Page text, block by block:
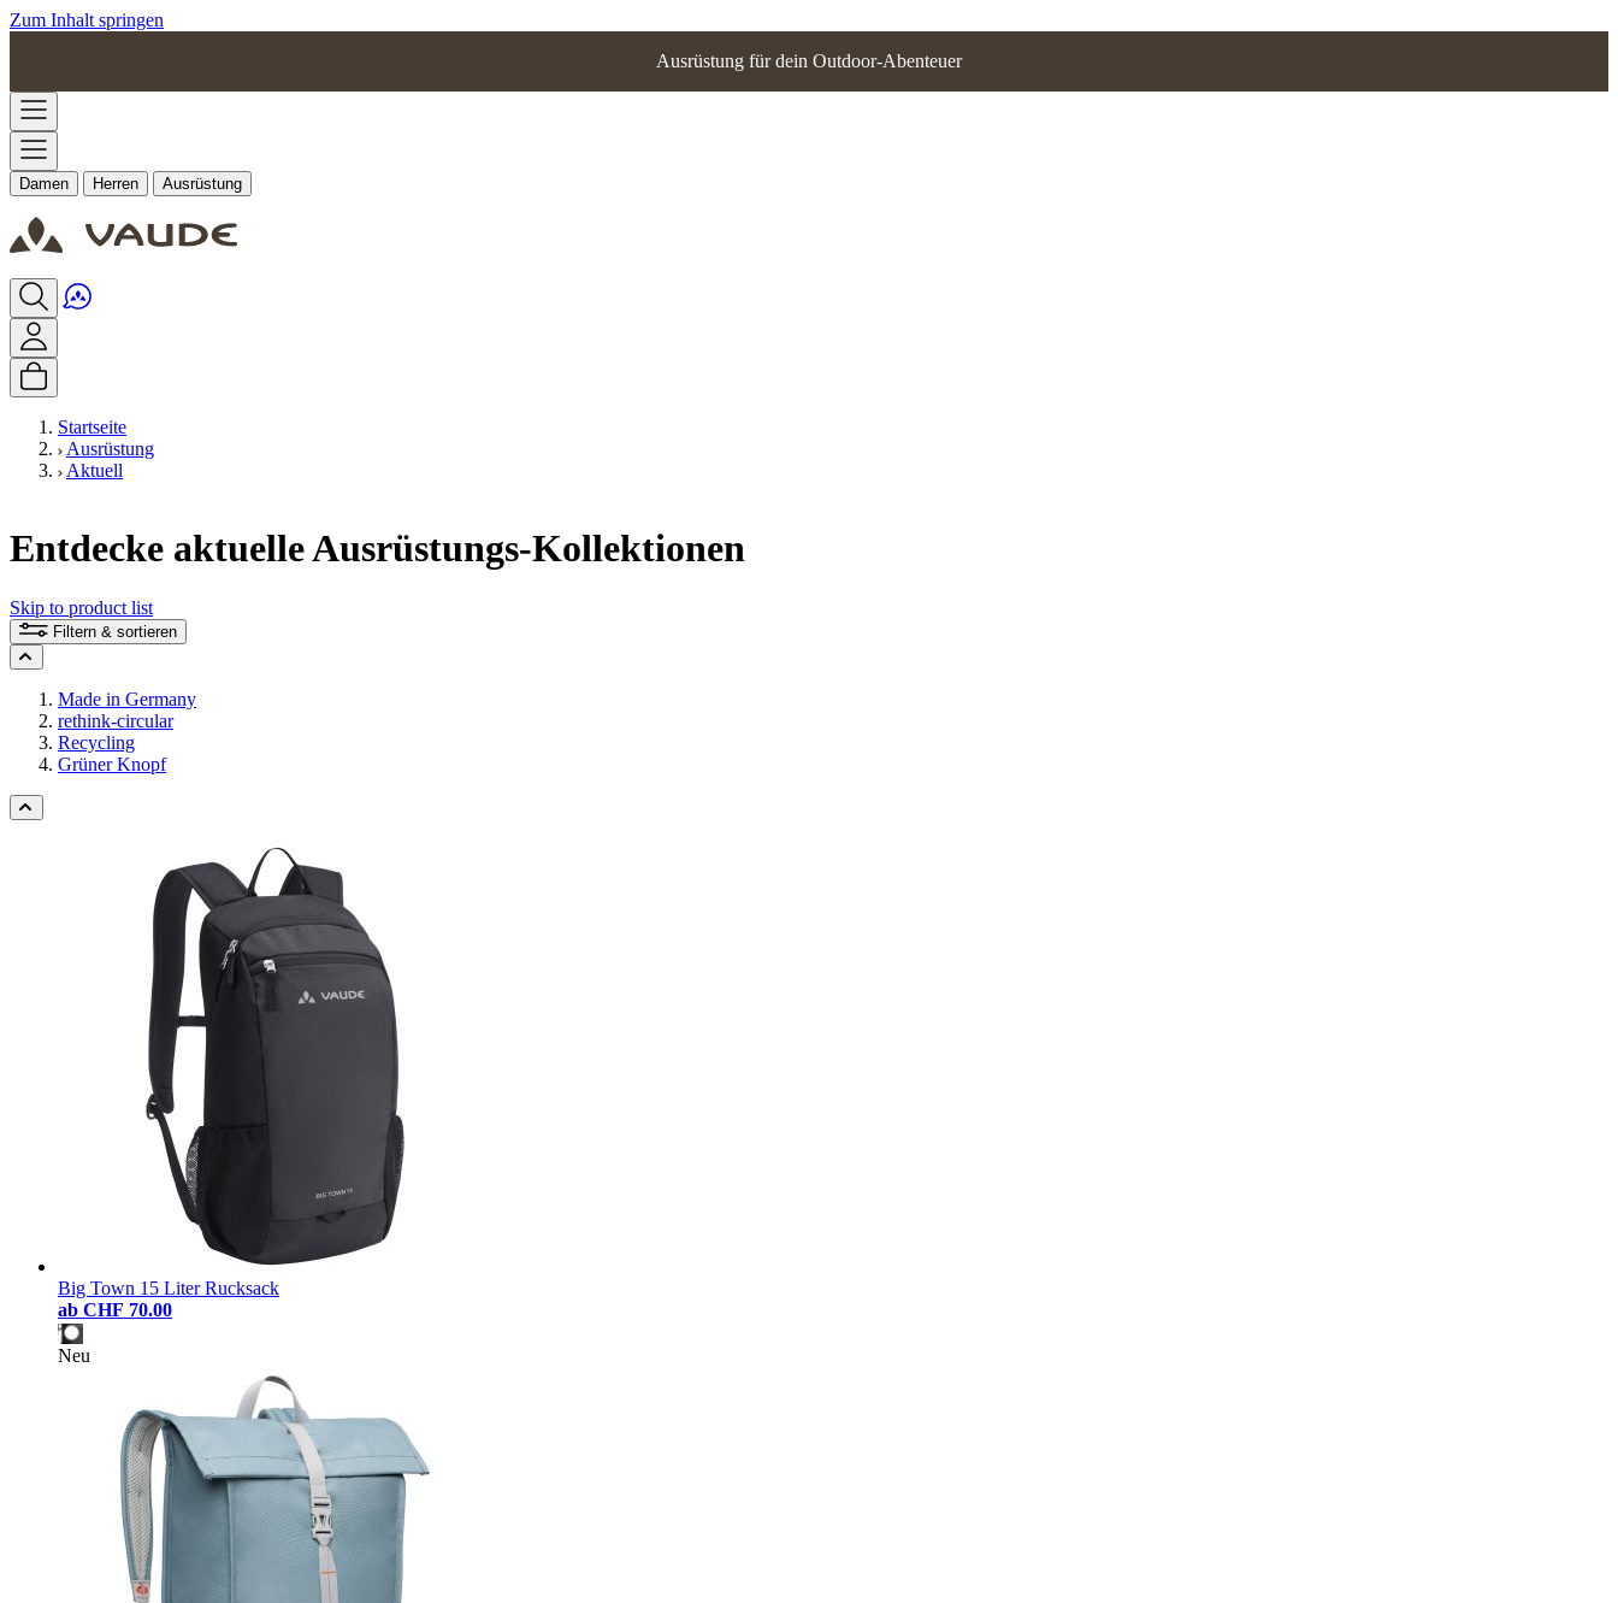
Zum Inhalt springen
Ausrüstung für dein Outdoor-Abenteuer
Damen Herren Ausrüstung
Startseite
Ausrüstung
Aktuell
Entdecke aktuelle Ausrüstungs-Kollektionen
Skip to product list
Filtern & sortieren
Made in Germany
rethink-circular
Recycling
Grüner Knopf
Big Town 15 Liter Rucksack
ab CHF 70.00
Neu